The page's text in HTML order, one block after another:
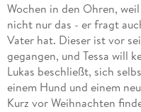
Wochen in den Ohren,
nicht nur das - er fragt
Vater hat. Dieser ist vor
gegangen, und Tessa will
Lukas beschließt, sich
einem Hund und einem
Kurz vor Weihnachten